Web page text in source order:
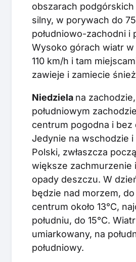
obszarach
silny, w porywach do
południowo-zachodni i
Wysoko górach wiatr
110 km/h i tam
zawieje i zamiecie
Niedziela na zachodzie,
południowym
centrum pogodna i bez
Jedynie na wschodzie i
Polski, zwłaszcza
większe zachmurzenie
opady deszczu. W
będzie nad morzem, do
centrum około 13°C,
południu, do 15°C.
umiarkowany, na
południowy.